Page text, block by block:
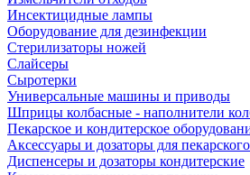
Инсектицидные лампы
Оборудование для дезинфекции
Стерилизаторы ножей
Слайсеры
Сыротерки
Универсальные машины и приводы
Шприцы колбасные - наполнители
Пекарское и кондитерское
Аксессуары и дозаторы для
Диспенсеры и дозаторы кондитерские